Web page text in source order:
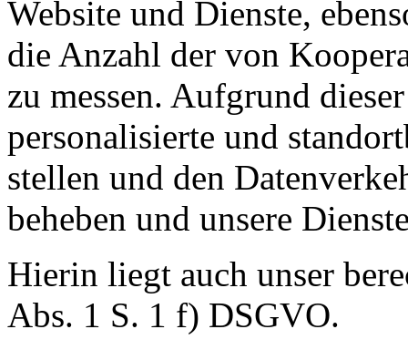
Website und Dienste,
die Anzahl der von
zu messen. Aufgrund
personalisierte und
stellen und den
beheben und unsere
Hierin liegt auch unser
Abs. 1 S. 1 f) DSGVO.